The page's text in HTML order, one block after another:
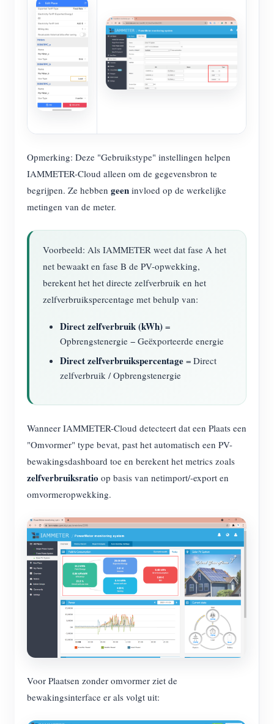
Opmerking: Deze "Gebruikstype" instellingen helpen
IAMMETER-Cloud alleen om de gegevensbron te
begrijpen. Ze hebben geen invloed op de werkelijke
metingen van de meter.
Voorbeeld: Als IAMMETER weet dat fase A het
net bewaakt en fase B de PV-opwekking,
berekent het het directe zelfverbruik en het
zelfverbruikspercentage met behulp van:
Direct zelfverbruik (kWh) =
Opbrengstenergie − Geëxporteerde energie
Direct zelfverbruikspercentage = Direct
zelfverbruik / Opbrengstenergie
Wanneer IAMMETER-Cloud detecteert dat een Plaats een
"Omvormer" type bevat, past het automatisch een PV-
bewakingsdashboard toe en berekent het metrics zoals
zelfverbruiksratio op basis van netimport/-export en
omvormeropwekking.
Voor Plaatsen zonder omvormer ziet de
bewakingsinterface er als volgt uit: